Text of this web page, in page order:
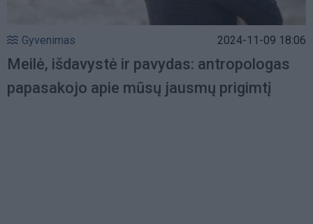
Gyvenimas 2024-11-09 18:06
Meilė, išdavystė ir pavydas: antropologas
papasakojo apie mūsų jausmų prigimtį